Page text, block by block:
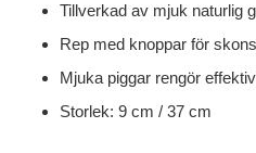
Tillverkad av mjuk naturlig
Rep med knoppar för
Mjuka piggar rengör
Storlek: 9 cm / 37 cm